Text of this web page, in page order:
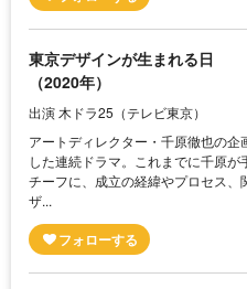
東京デザインが生まれる日
（2020年）
出演 木ドラ25（テレビ東京）
アートディレクター・千原徹也の
した連続ドラマ。これまでに千原
チーフに、成立の経緯やプロセス
ザ...